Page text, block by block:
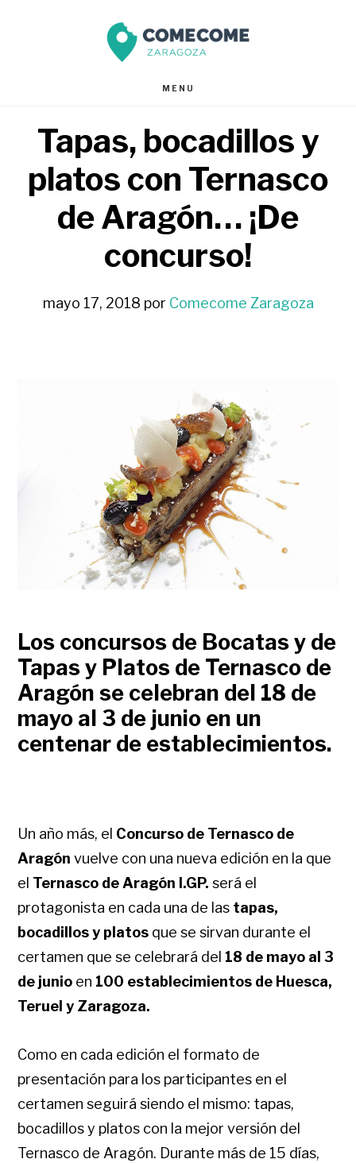
página
MENU
Tapas, bocadillos y
platos con Ternasco
de Aragón… ¡De
concurso!
mayo 17, 2018 por Comecome Zaragoza
Los concursos de Bocatas y de
Tapas y Platos de Ternasco de
Aragón se celebran del 18 de
mayo al 3 de junio en un
centenar de establecimientos.
Un año más, el Concurso de Ternasco de
Aragón vuelve con una nueva edición en la que
el Ternasco de Aragón I.GP. será el
protagonista en cada una de las tapas,
bocadillos y platos que se sirvan durante el
certamen que se celebrará del 18 de mayo al 3
de junio en 100 establecimientos de Huesca,
Teruel y Zaragoza.
Como en cada edición el formato de
presentación para los participantes en el
certamen seguirá siendo el mismo: tapas,
bocadillos y platos con la mejor versión del
Ternasco de Aragón. Durante más de 15 días,